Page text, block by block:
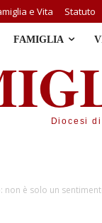
e Vita Statuto
FAMIGLIA
Diocesi
non è solo un